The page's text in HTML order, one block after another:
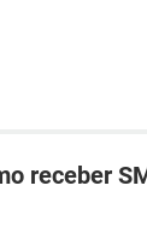
receber